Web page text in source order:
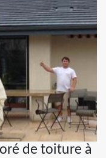
de toiture à